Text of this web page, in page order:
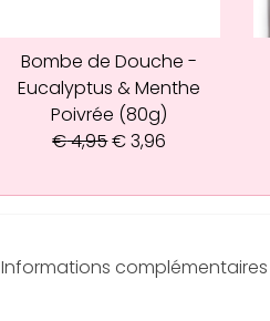
Bombe de Douche -
Eucalyptus & Menthe
Poivrée (80g)
€4,95€3,96
Informations complémentaires